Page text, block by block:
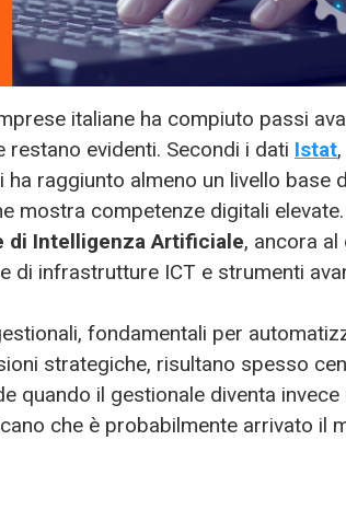
italiane ha compiuto passi
evidenti. Secondi i dati Istat
raggiunto almeno un livello base
mostra competenze digitali
di Intelligenza Artificiale, ancora
di infrastrutture ICT e strumenti
fondamentali per
strategiche, risultano spesso
quando il gestionale diventa
che è probabilmente arrivato il